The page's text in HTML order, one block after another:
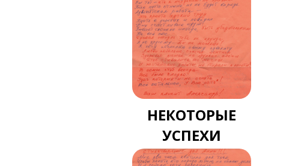
НЕКОТОРЫЕ
УСПЕХИ